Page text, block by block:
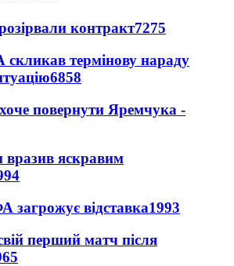
контракт7275
термінову нараду
6858
повернути Яремчука -
вразив яскравим
загрожує відставка1993
перший матч після